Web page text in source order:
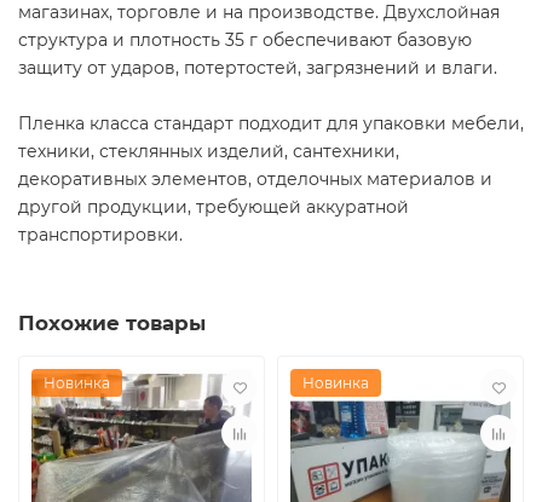
магазинах, торговле и на производстве. Двухслойная
структура и плотность 35 г обеспечивают базовую
защиту от ударов, потертостей, загрязнений и влаги.
Пленка класса стандарт подходит для упаковки мебели,
техники, стеклянных изделий, сантехники,
декоративных элементов, отделочных материалов и
другой продукции, требующей аккуратной
транспортировки.
Похожие товары
Новинка Новинка